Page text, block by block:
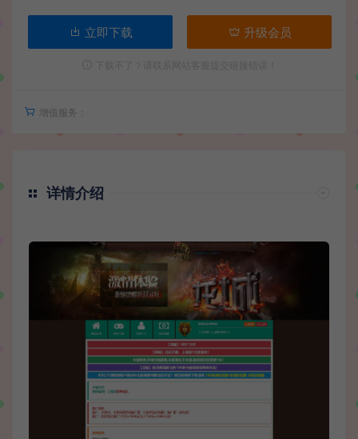
立即下载 升级会员
增值服务：
详情介绍